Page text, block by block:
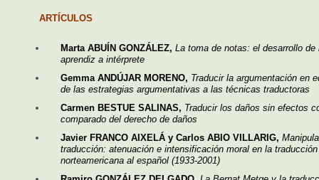
ARTÍCULOS
Marta ABUÍN GONZÁLEZ, La toma de notas: el desarrollo de
aprendiz a intérprete
Gemma ANDÚJAR MORENO, Traducir la argumentación en
de las estrategias argumentativas a las técnicas traductoras
Carmen BESTUE SALINAS, Traducir los daños sin efectos
comparado del derecho de daños
Javier FRANCO AIXELÁ y Carlos ABIO VILLARIG,
traducción: atenuación e intensificación moral en la
norteamericana al español (1933-2001)